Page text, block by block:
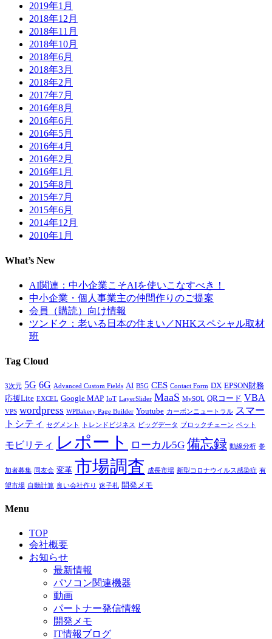
2019年1月
2018年12月
2018年11月
2018年10月
2018年6月
2018年3月
2018年2月
2017年7月
2016年8月
2016年6月
2016年5月
2016年4月
2016年2月
2016年1月
2015年8月
2015年7月
2015年6月
2014年12月
2010年1月
What’s New
AI関連：中小企業こそAIを使いこなすべき！
中小企業・個人事業主の仲間作りのご提案
会員（購読）向け情報
ツンドク：老いる日本の住まい／NHKスペシャル取材
班
Tag Cloud
3次元 5G 6G Advanced Custom Fields AI B5G CES Contact Form DX EPSON財務
応援Lite EXCEL Google MAP IoT LayerSlider MaaS MySQL QRコード VBA
VPS wordpress WPBakery Page Builder Youtube カーボンニュートラル スマー
トシティ
セグメント トレンドビジネス ビッグデータ ブロックチェーン ペット
モビリティ レポート ローカル5G 備忘録 動線分析 参
加者募集 同友会 変革 市場調査 成長市場 新型コロナウイルス感染症 有
望市場 自動計算 良い会社作り 迷子札 開発メモ
Menu
TOP
会社概要
お知らせ
最新情報
パソコン関連機器
動画
パートナー発信情報
開発メモ
IT情報ブログ